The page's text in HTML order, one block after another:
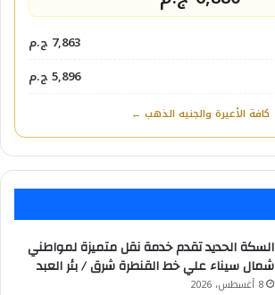
7,863 ج.م
5,896 ج.م
كافة الأعيرة والجنيه الذهب ←
السكة الحديد تقدم خدمة نقل متميزة لمواطني
شمال سيناء علي خط القنطرة شرق / بئر العبد
8 أغسطس، 2026